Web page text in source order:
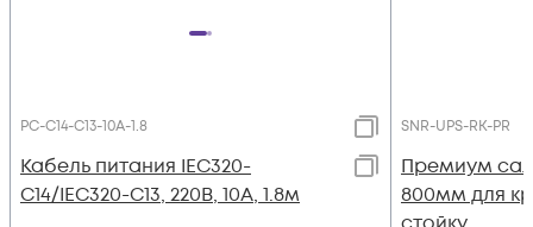
PC-C14-C13-10A-1.8
Кабель питания IEC320-
C14/IEC320-C13, 220B, 10А, 1.8м
SNR-UPS-RK-PR
Премиум
800мм для